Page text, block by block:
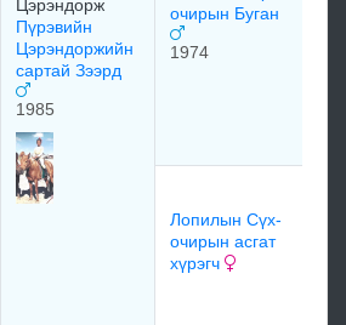
Цэрэндорж
Пүрэвийн
Цэрэндоржийн
сартай Зээрд
1985
очирын Буган
1974
Лопилын Сүх-
очирын асгат
хүрэгч